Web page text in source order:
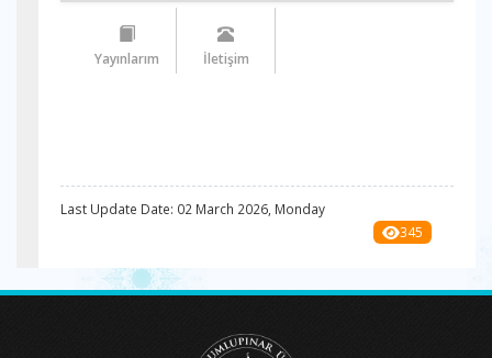
Yayınlarım İletişim
Last Update Date: 02 March 2026, Monday
345